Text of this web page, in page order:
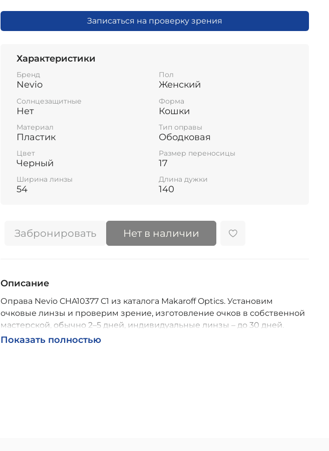
Записаться на проверку зрения
Характеристики
Бренд
Nevio
Пол
Женский
Солнцезащитные
Нет
Форма
Кошки
Материал
Пластик
Тип оправы
Ободковая
Цвет
Черный
Размер переносицы
17
Ширина линзы
54
Длина дужки
140
Забронировать Нет в наличии
Описание
Оправа Nevio CHA10377 C1 из каталога Makaroff Optics. Установим
очковые линзы и проверим зрение, изготовление очков в собственной
мастерской, обычно 2–5 дней, индивидуальные линзы – до 30 дней.
Возможна доставка по России.
Показать полностью